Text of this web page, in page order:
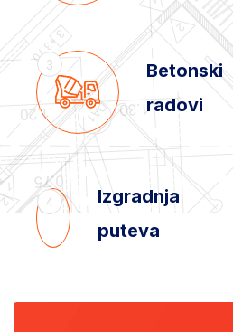
3
Betonski
radovi
4
Izgradnja
puteva